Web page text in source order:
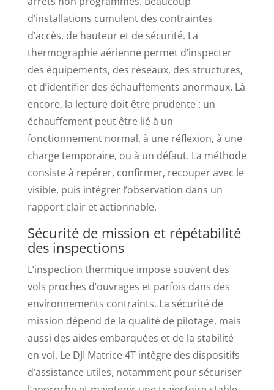
d’installations cumulent des contraintes
d’accès, de hauteur et de sécurité. La
thermographie aérienne permet d’inspecter
des équipements, des réseaux, des structures,
et d’identifier des échauffements anormaux. Là
encore, la lecture doit être prudente : un
échauffement peut être lié à un
fonctionnement normal, à une réflexion, à une
charge temporaire, ou à un défaut. La méthode
consiste à repérer, confirmer, recouper avec le
visible, puis intégrer l’observation dans un
rapport clair et actionnable.
Sécurité de mission et répétabilité
des inspections
L’inspection thermique impose souvent des
vols proches d’ouvrages et parfois dans des
environnements contraints. La sécurité de
mission dépend de la qualité de pilotage, mais
aussi des aides embarquées et de la stabilité
en vol. Le DJI Matrice 4T intègre des dispositifs
d’assistance utiles, notamment pour sécuriser